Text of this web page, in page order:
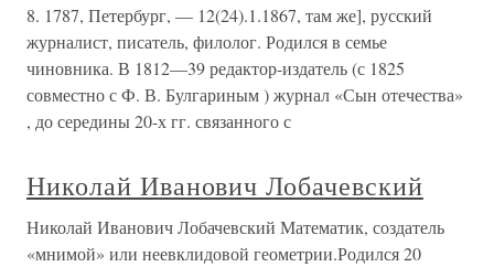
8. 1787, Петербург, — 12(24).1.1867, там же], русский
журналист, писатель, филолог. Родился в семье
чиновника. В 1812—39 редактор-издатель (с 1825
совместно с Ф. В. Булгариным ) журнал «Сын отечества»
, до середины 20-х гг. связанного с
Николай Иванович Лобачевский
Николай Иванович Лобачевский Математик, создатель
«мнимой» или неевклидовой геометрии.Родился 20